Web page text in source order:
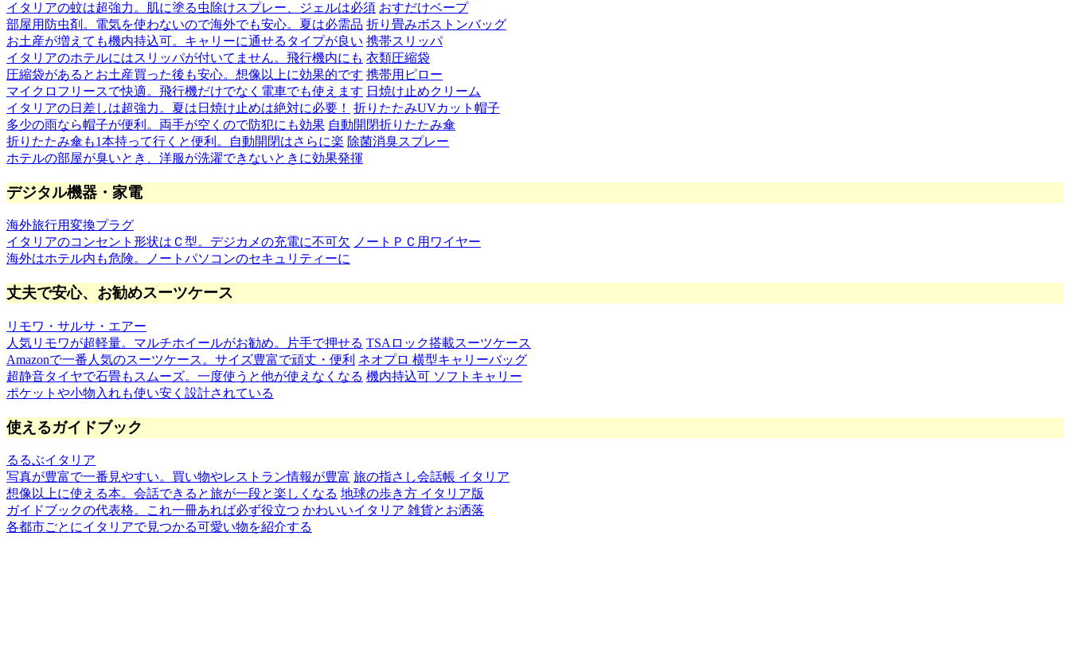
イタリアの蚊は超強力。肌に塗る虫除けスプレー、ジェルは必須 おすだけベープ
部屋用防虫剤。電気を使わないので海外でも安心。夏は必需品 折り畳みボストンバッグ
お土産が増えても機内持込可。キャリーに通せるタイプが良い 携帯スリッパ
イタリアのホテルにはスリッパが付いてません。飛行機内にも 衣類圧縮袋
圧縮袋があるとお土産買った後も安心。想像以上に効果的です 携帯用ピロー
マイクロフリースで快適。飛行機だけでなく電車でも使えます 日焼け止めクリーム
イタリアの日差しは超強力。夏は日焼け止めは絶対に必要！
折りたたみUVカット帽子
多少の雨なら帽子が便利。両手が空くので防犯にも効果 自動開閉折りたたみ傘
折りたたみ傘も1本持って行くと便利。自動開閉はさらに楽 除菌消臭スプレー
ホテルの部屋が臭いとき、洋服が洗濯できないときに効果発揮
デジタル機器・家電
海外旅行用変換プラグ
イタリアのコンセント形状はＣ型。デジカメの充電に不可欠 ノートＰＣ用ワイヤー
海外はホテル内も危険。ノートパソコンのセキュリティーに
丈夫で安心、お勧めスーツケース
リモワ・サルサ・エアー
人気リモワが超軽量。マルチホイールがお勧め。片手で押せる TSAロック搭載スーツケース
Amazonで一番人気のスーツケース。サイズ豊富で頑丈・便利 ネオプロ 横型キャリーバッグ
超静音タイヤで石畳もスムーズ。一度使うと他が使えなくなる 機内持込可 ソフトキャリー
ポケットや小物入れも使い安く設計されている
使えるガイドブック
るるぶイタリア
写真が豊富で一番見やすい。買い物やレストラン情報が豊富 旅の指さし会話帳 イタリア
想像以上に使える本。会話できると旅が一段と楽しくなる 地球の歩き方 イタリア版
ガイドブックの代表格。これ一冊あれば必ず役立つ かわいいイタリア 雑貨とお洒落
各都市ごとにイタリアで見つかる可愛い物を紹介する